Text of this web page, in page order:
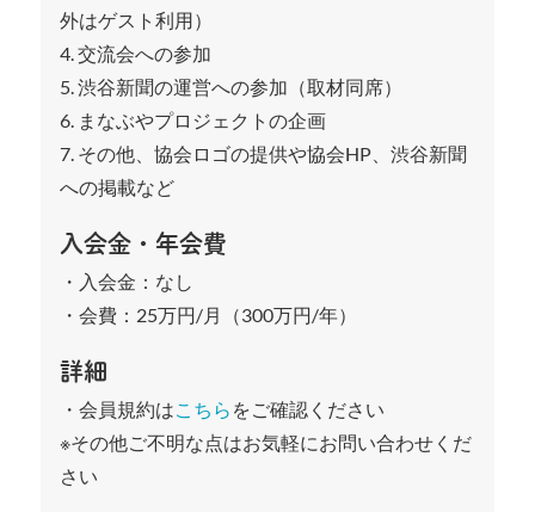
外はゲスト利用）
4. 交流会への参加
5. 渋谷新聞の運営への参加（取材同席）
6. まなぶやプロジェクトの企画
7. その他、協会ロゴの提供や協会HP、渋谷新聞
への掲載など
入会金・年会費
・入会金：なし
・会費：25万円/月（300万円/年）
詳細
・会員規約はこちら をご確認ください
※その他ご不明な点はお気軽にお問い合わせくだ
さい